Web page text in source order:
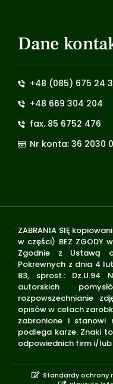
Dane
+48 (085) 675 24
+48 669 304 204
fax. 85 6752 476
Nr konta: 36 2030
ZABRANIA SIĘ
w części) BEZ ZGODY
Zgodnie z Ustawą
Pokrewnych z dnia 4
83, sprost.: Dz.U.94
autorskich
rozpowszechnianie
opisów w celach
zabronione i stanowi
podlega karze. Znaki
odpowiednich firm i/
Standardy ochrony